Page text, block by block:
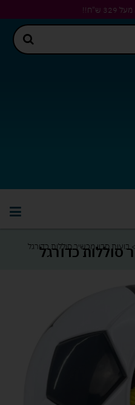
ש"ח!!
בועות סבון מכשיר סוללות כדורגל
סוללות כדורגל